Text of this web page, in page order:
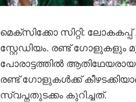
മെക്‌സിക്കോ സിറ്റി:
സ്റ്റേഡിയം. രണ്ട്
പോരാട്ടത്തിൽ
രണ്ട് ഗോളുകൾക്ക്
സ്വപ്നതുടക്കം കുറിച്ചത്.